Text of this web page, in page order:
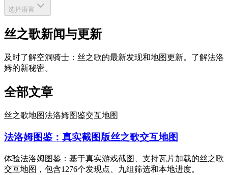
选择语言
丝之歌新闻与更新
及时了解空洞骑士：丝之歌的最新发现和地图更新。了解法洛
姆的新秘密。
全部文章
丝之歌地图法洛姆图鉴交互地图
法洛姆图鉴：真实截图版丝之歌交互地图
体验法洛姆图鉴：基于真实游戏截图、支持瓦片加载的丝之歌
交互地图，包含1276个发现点、九组筛选和本地进度。